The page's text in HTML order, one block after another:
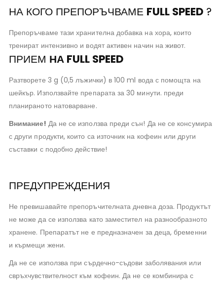
НА КОГО ПРЕПОРЪЧВАМЕ FULL SPEED?
Препоръчваме тази хранителна добавка на хора, които
тренират интензивно и водят активен начин на живот.
ПРИЕМ НА FULL SPEED
Разтворете 3 g (0,5 лъжички) в 100 ml вода с помощта на
шейкър. Използвайте препарата за 30 минути. преди
планираното натоварване.
Внимание! Да не се използва преди сън! Да не се консумира
с други продукти, които са източник на кофеин или други
съставки с подобно действие!
ПРЕДУПРЕЖДЕНИЯ
Не превишавайте препоръчителната дневна доза. Продуктът
не може да се използва като заместител на разнообразното
хранене. Препаратът не е предназначен за деца, бременни
и кърмещи жени.
Да не се използва при сърдечно-съдови заболявания или
свръхчувствителност към кофеин. Да не се комбинира с